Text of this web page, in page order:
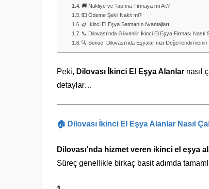
🚚 Nakliye ve Taşıma Firmaya mı Ait?
💵 Ödeme Şekli Nakit mi?
🌿 İkinci El Eşya Satmanın Avantajları
📞 Dilovası’nda Güvenilir İkinci El Eşya Firması Nasıl
🔍 Sonuç: Dilovası’nda Eşyalarınızı
Peki, Dilovası İkinci El Eşya Alanlar nasıl
detaylar…
🏠 Dilovası İkinci El Eşya Alanlar Nasıl
Dilovası’nda hizmet veren ikinci el eşya
Süreç genellikle birkaç basit adımda